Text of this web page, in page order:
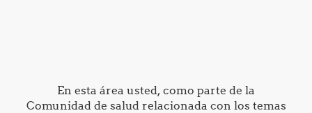
En esta área usted, como parte de la
Comunidad de salud relacionada con los temas